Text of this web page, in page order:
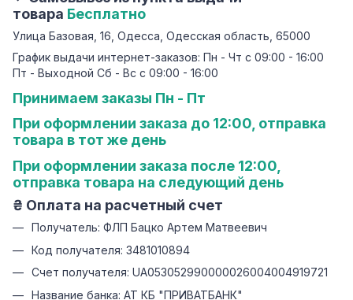
товара Бесплатно
Улица Базовая, 16, Одесса, Одесская область, 65000
График выдачи интернет-заказов: Пн - Чт с 09:00 - 16:00
Пт - Выходной Сб - Вс с 09:00 - 16:00
Принимаем заказы Пн - Пт
При оформлении заказа до 12:00, отправка
товара в тот же день
При оформлении заказа после 12:00,
отправка товара на следующий день
₴ Оплата на расчетный счет
Получатель: ФЛП Бацко Артем Матвеевич
Код получателя: 3481010894
Счет получателя: UA053052990000026004004919721
Название банка: АТ КБ "ПРИВАТБАНК"